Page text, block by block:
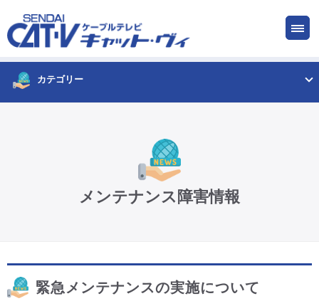
カテゴリー
メンテナンス障害情報
緊急メンテナンスの実施について
お申し込み
ご検討中の方
サービス